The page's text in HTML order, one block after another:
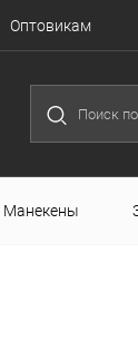
Оптовикам
Манекены